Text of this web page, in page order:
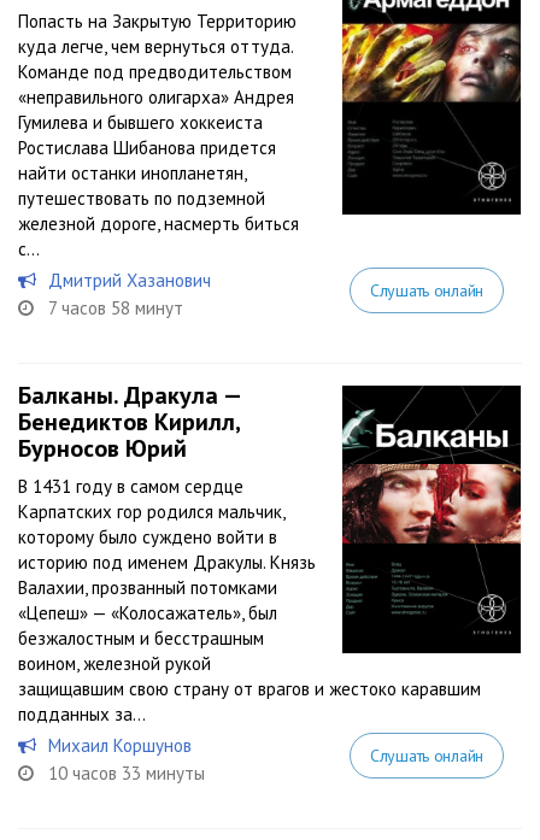
Попасть на Закрытую Территорию
куда легче, чем вернуться оттуда.
Команде под предводительством
«неправильного олигарха» Андрея
Гумилева и бывшего хоккеиста
Ростислава Шибанова придется
найти останки инопланетян,
путешествовать по подземной
железной дороге, насмерть биться
с...
Дмитрий Хазанович
7 часов 58 минут
Слушать онлайн
Балканы. Дракула —
Бенедиктов Кирилл,
Бурносов Юрий
В 1431 году в самом сердце
Карпатских гор родился мальчик,
которому было суждено войти в
историю под именем Дракулы. Князь
Валахии, прозванный потомками
«Цепеш» — «Колосажатель», был
безжалостным и бесстрашным
воином, железной рукой
защищавшим свою страну от врагов и жестоко каравшим
подданных за...
Михаил Коршунов
10 часов 33 минуты
Слушать онлайн